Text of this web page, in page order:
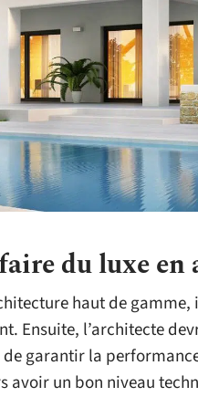
du luxe en
haut de
Ensuite, l’architecte
garantir la
avoir un bon niveau